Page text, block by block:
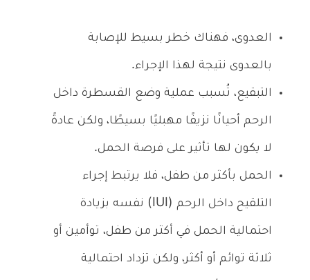
العدوى، فهناك خطر بسيط للإصابة
بالعدوى نتيجة لهذا الإجراء.
التبقيع، تُسبب عملية وضع القسطرة داخل
الرحم أحيانًا نزيفًا مهبليًا بسيطًا، ولكن عادةً
لا يكون لها تأثير على فرصة الحمل.
الحمل بأكثر من طفل، فلا يرتبط إجراء
التلقيح داخل الرحم (IUI) نفسه بزيادة
احتمالية الحمل في أكثر من طفل، توأمين أو
ثلاثة توائم أو أكثر، ولكن تزداد احتمالية